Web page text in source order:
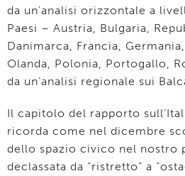
da un’analisi orizzontale a
Paesi – Austria, Bulgaria,
Danimarca, Francia,
Olanda, Polonia, Portogallo,
da un’analisi regionale sui
Il capitolo del rapporto
ricorda come nel dicembre
dello spazio civico nel nostro
declassata da “ristretto” a